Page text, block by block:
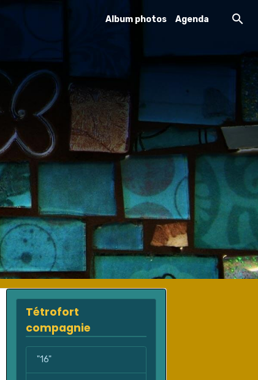
Album photos Agenda
Tétrofort
compagnie
"16"